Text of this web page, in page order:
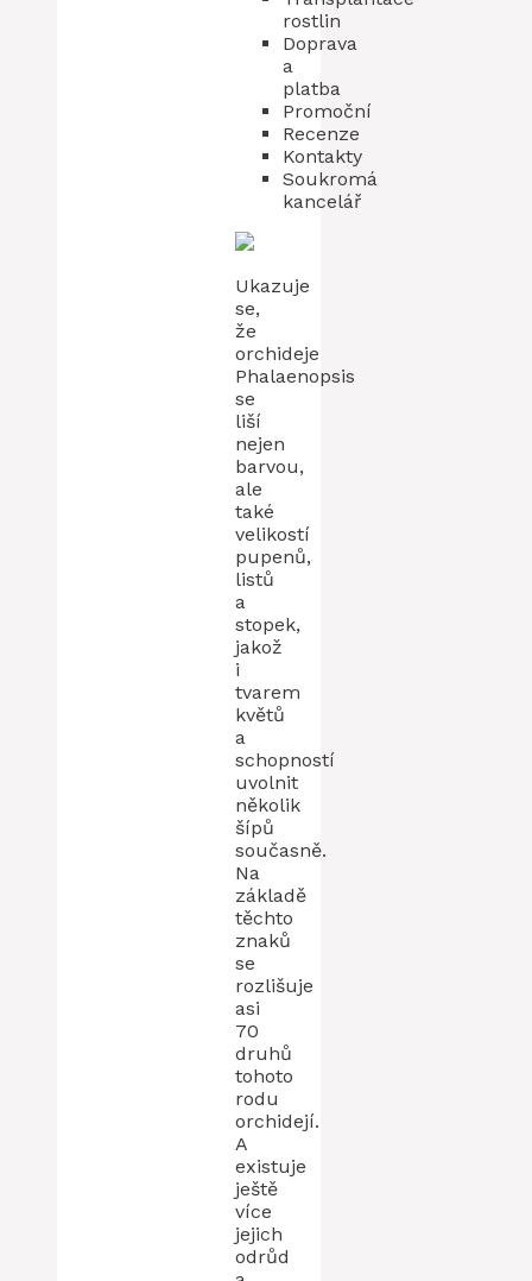
rostlin
Doprava
a
platba
Promoční
Recenze
Kontakty
Soukromá
kancelář
Ukazuje
se,
že
orchideje
Phalaenopsis
se
liší
nejen
barvou,
ale
také
velikostí
pupenů,
listů
a
stopek,
jakož
i
tvarem
květů
a
schopností
uvolnit
několik
šípů
současně.
Na
základě
těchto
znaků
se
rozlišuje
asi
70
druhů
tohoto
rodu
orchidejí.
A
existuje
ještě
více
jejich
odrůd